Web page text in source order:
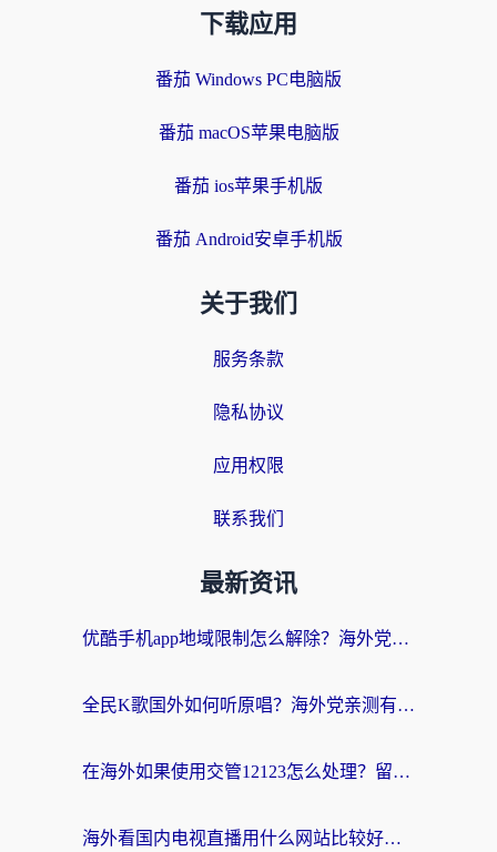
下载应用
番茄 Windows PC电脑版
番茄 macOS苹果电脑版
番茄 ios苹果手机版
番茄 Android安卓手机版
关于我们
服务条款
隐私协议
应用权限
联系我们
最新资讯
优酷手机app地域限制怎么解除？海外党亲测有效的追剧方案
全民K歌国外如何听原唱？海外党亲测有效的回国加速器选择指南
在海外如果使用交管12123怎么处理？留学生亲测有效的回国加速方案
海外看国内电视直播用什么网站比较好？一篇解决你所有追剧难题的实用指南